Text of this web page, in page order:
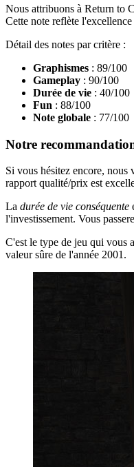
Nous attribuons à Return to
Cette note reflète
Détail des notes par critère :
Graphismes : 89/100
Gameplay : 90/100
Durée de vie : 40/100
Fun : 88/100
Note globale : 77/100
Notre
Si vous hésitez encore, nous
rapport qualité/prix est
La durée de vie conséquente
l'investissement. Vous
C'est le type de jeu qui vous
valeur sûre de l'année 2001.